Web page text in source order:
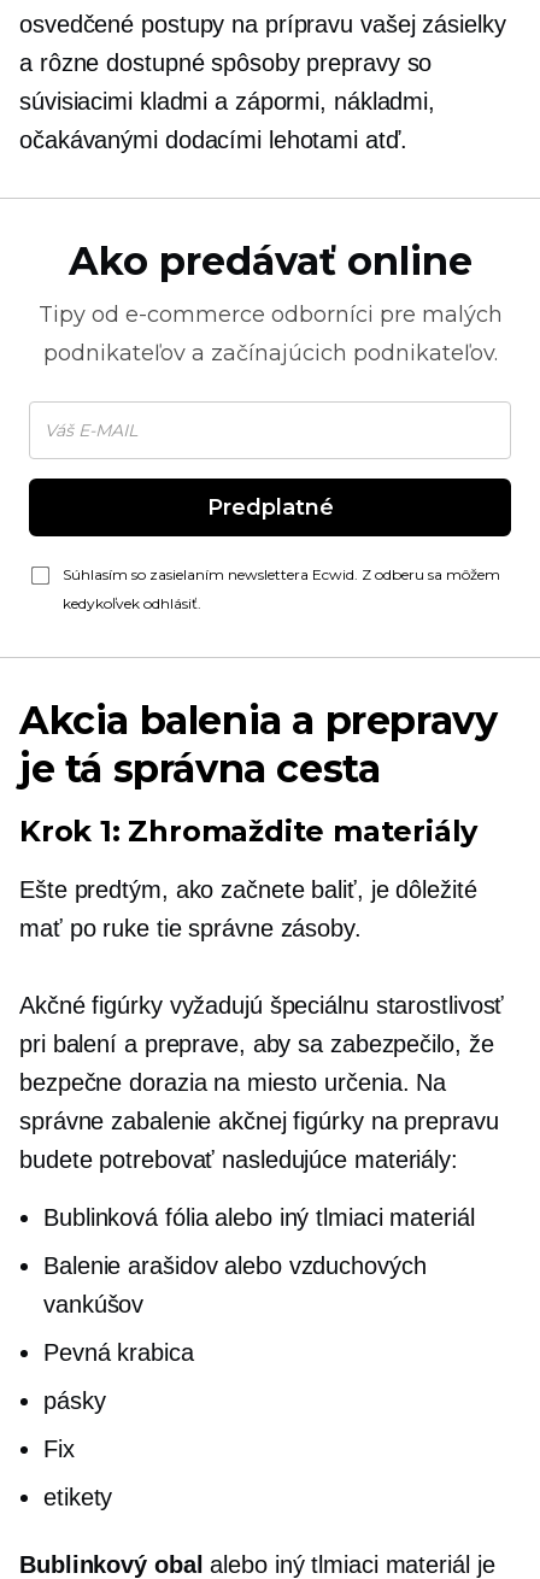
osvedčené postupy na prípravu vašej zásielky
a rôzne dostupné spôsoby prepravy so
súvisiacimi kladmi a zápormi, nákladmi,
očakávanými dodacími lehotami atď.
Ako predávať online
Tipy od e-commerce odborníci pre malých
podnikateľov a začínajúcich podnikateľov.
Predplatné
Súhlasím so zasielaním newslettera Ecwid. Z odberu sa môžem
kedykoľvek odhlásiť.
Akcia balenia a prepravy
je tá správna cesta
Krok 1: Zhromaždite materiály
Ešte predtým, ako začnete baliť, je dôležité
mať po ruke tie správne zásoby.
Akčné figúrky vyžadujú špeciálnu starostlivosť
pri balení a preprave, aby sa zabezpečilo, že
bezpečne dorazia na miesto určenia. Na
správne zabalenie akčnej figúrky na prepravu
budete potrebovať nasledujúce materiály:
Bublinková fólia alebo iný tlmiaci materiál
Balenie arašidov alebo vzduchových
vankúšov
Pevná krabica
pásky
Fix
etikety
Bublinkový obal alebo iný tlmiaci materiál je